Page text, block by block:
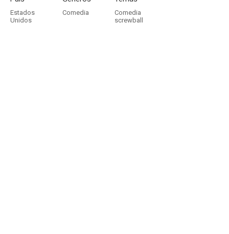
Estados
Unidos
Comedia
Comedia
screwball